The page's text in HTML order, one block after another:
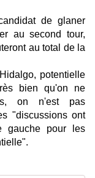
de glaner
au second tour,
au total de la
potentielle
bien qu'on ne
on n'est pas
"discussions ont
gauche pour les